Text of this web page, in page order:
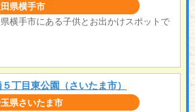
県横手市
横手市にある子供とお出かけスポットで
５丁目東公園（さいたま市）
県さいたま市